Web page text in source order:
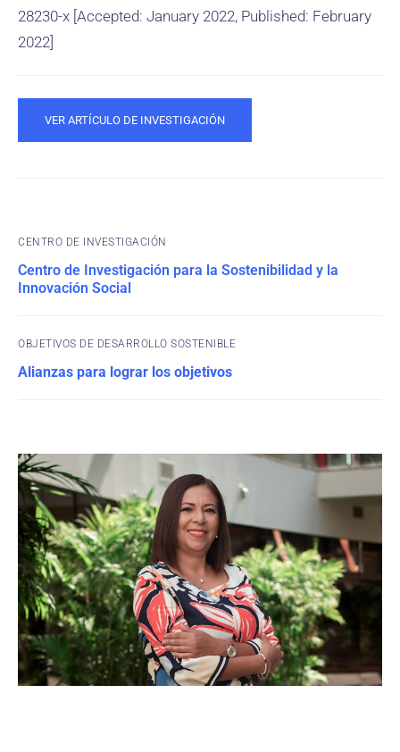
28230-x [Accepted: January 2022, Published: February
2022]
VER ARTÍCULO DE INVESTIGACIÓN
CENTRO DE INVESTIGACIÓN
Centro de Investigación para la Sostenibilidad y la
Innovación Social
OBJETIVOS DE DESARROLLO SOSTENIBLE
Alianzas para lograr los objetivos